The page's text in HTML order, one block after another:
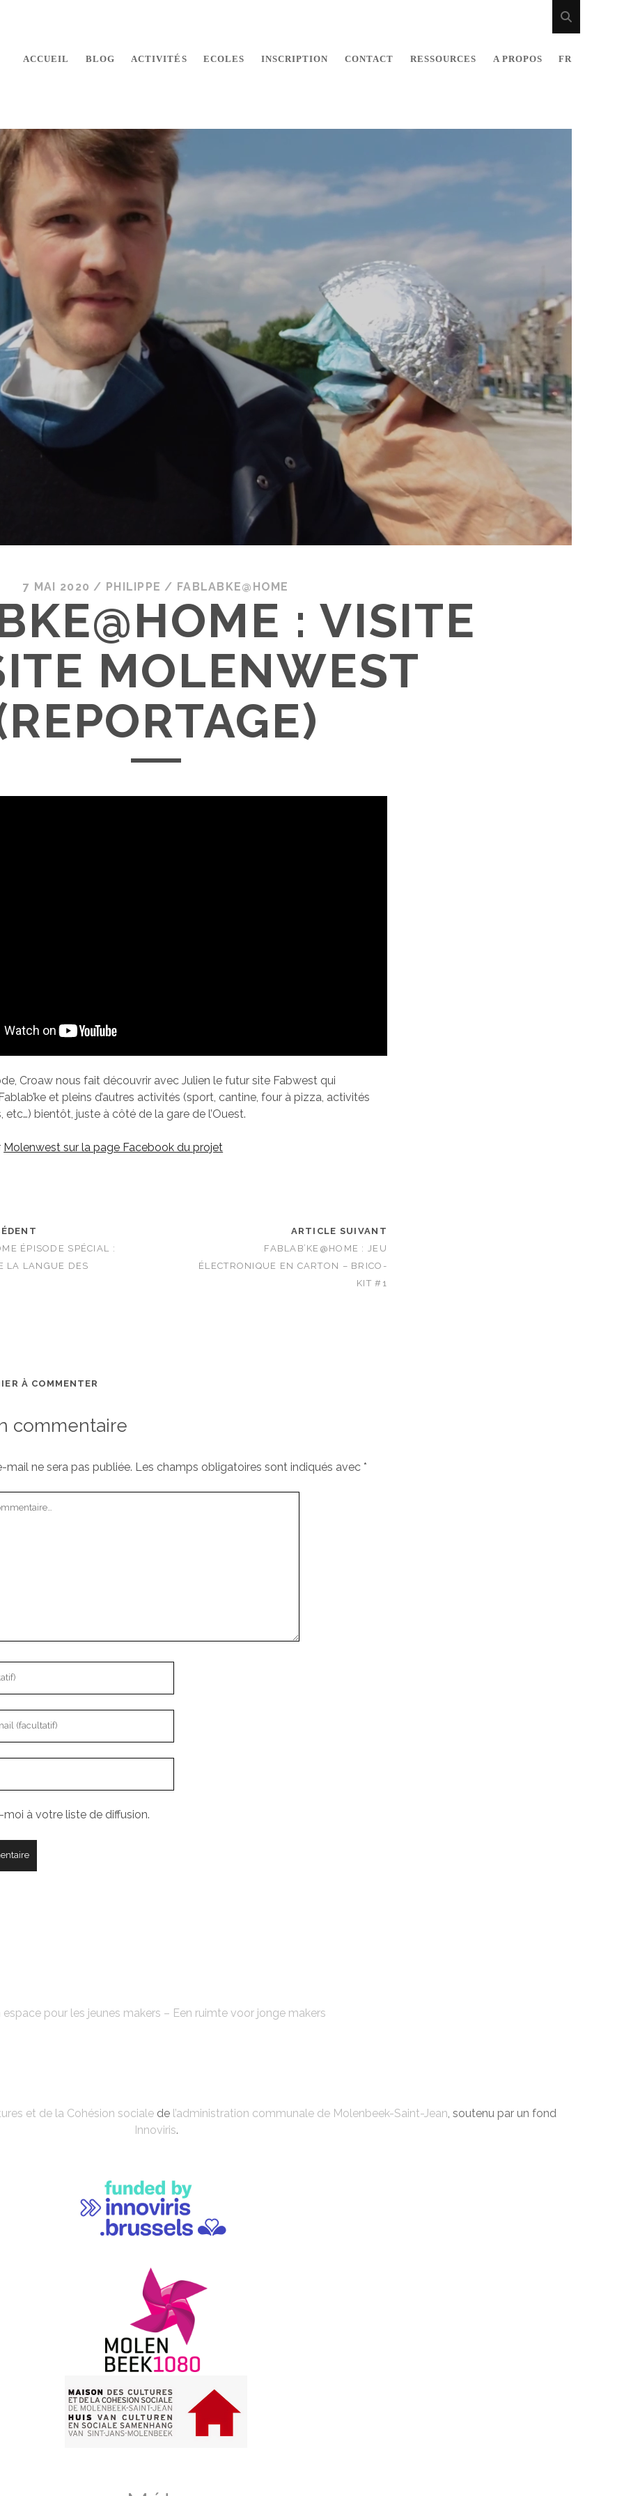
ACCUEIL BLOG ACTIVITÉS ECOLES INSCRIPTION CONTACT RESSOURCES A PROPOS FR
7 MAI 2020 / PHILIPPE / FABLABKE@HOME
: VISITE
MOLENWEST
Croaw nous fait découvrir avec Julien le futur site Fabwest qui
et pleins d’autres activités (sport, cantine, four à pizza, activités
etc…) bientôt, juste à côté de la gare de l’Ouest.
Molenwest sur la page Facebook du projet
ÉPISODE SPÉCIAL :
LA LANGUE DES
ARTICLE SUIVANT
FABLAB’KE@HOME : JEU
ÉLECTRONIQUE EN CARTON – BRICO-
KIT #1
À COMMENTER
commentaire
mail ne sera pas publiée. Les champs obligatoires sont indiqués avec *
moi à votre liste de diffusion.
espace pour les jeunes makers – Een ruimte voor jonge makers
et de la Cohésion socialede l’administration communale de Molenbeek-Saint-Jean , soutenu par un fond
Innoviris.